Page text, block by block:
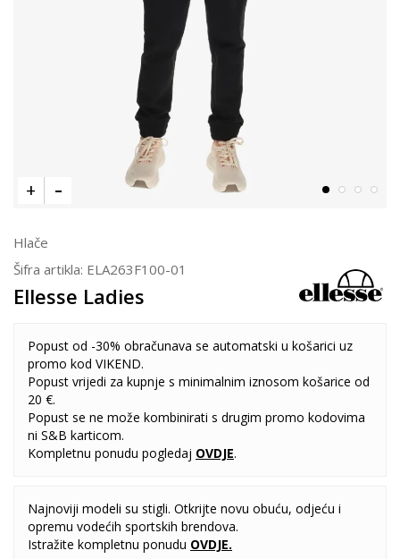
Hlače
Šifra artikla: ELA263F100-01
Ellesse Ladies
Popust od -30% obračunava se automatski u košarici uz
promo kod VIKEND.
Popust vrijedi za kupnje s minimalnim iznosom košarice od
20 €.
Popust se ne može kombinirati s drugim promo kodovima
ni S&B karticom.
Kompletnu ponudu pogledaj OVDJE.
Najnoviji modeli su stigli. Otkrijte novu obuću, odjeću i
opremu vodećih sportskih brendova.
Istražite kompletnu ponudu OVDJE.